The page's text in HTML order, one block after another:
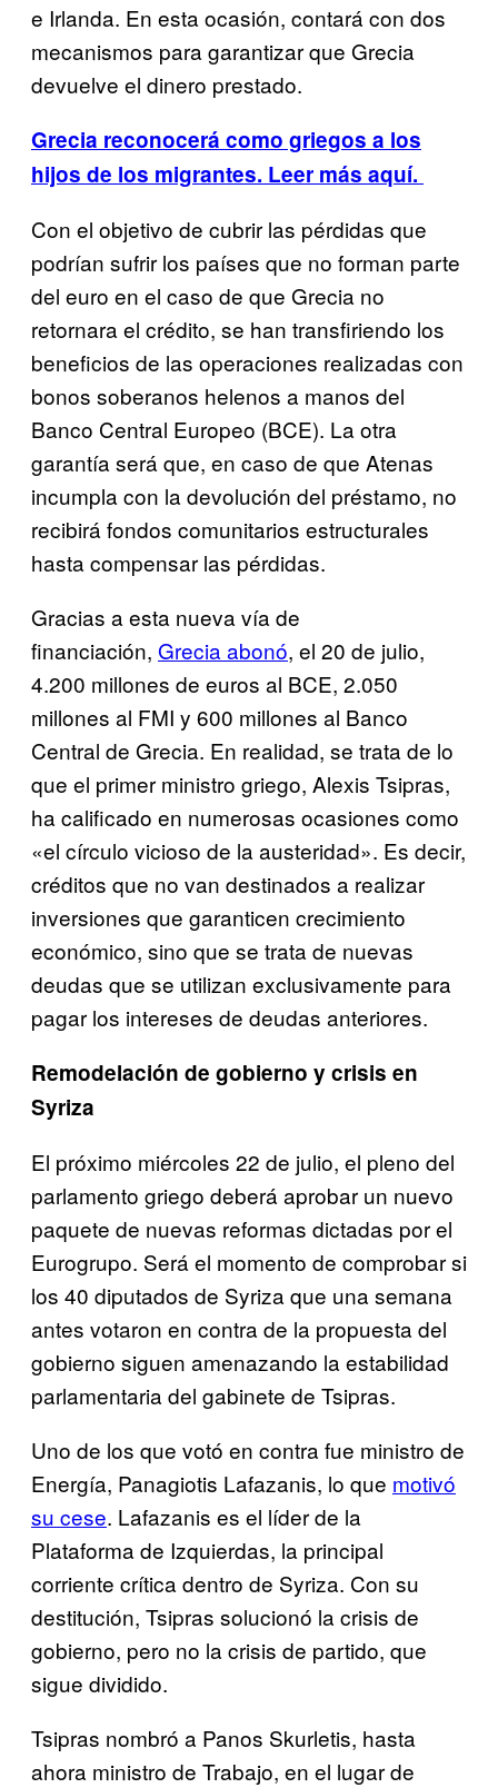
e Irlanda. En esta ocasión, contará con dos
mecanismos para garantizar que Grecia
devuelve el dinero prestado.
Grecia reconocerá como griegos a los
hijos de los migrantes. Leer más aquí.
Con el objetivo de cubrir las pérdidas que
podrían sufrir los países que no forman parte
del euro en el caso de que Grecia no
retornara el crédito, se han transfiriendo los
beneficios de las operaciones realizadas con
bonos soberanos helenos a manos del
Banco Central Europeo (BCE). La otra
garantía será que, en caso de que Atenas
incumpla con la devolución del préstamo, no
recibirá fondos comunitarios estructurales
hasta compensar las pérdidas.
Gracias a esta nueva vía de
financiación, Grecia abonó, el 20 de julio,
4.200 millones de euros al BCE, 2.050
millones al FMI y 600 millones al Banco
Central de Grecia. En realidad, se trata de lo
que el primer ministro griego, Alexis Tsipras,
ha calificado en numerosas ocasiones como
«el círculo vicioso de la austeridad». Es decir,
créditos que no van destinados a realizar
inversiones que garanticen crecimiento
económico, sino que se trata de nuevas
deudas que se utilizan exclusivamente para
pagar los intereses de deudas anteriores.
Remodelación de gobierno y crisis en
Syriza
El próximo miércoles 22 de julio, el pleno del
parlamento griego deberá aprobar un nuevo
paquete de nuevas reformas dictadas por el
Eurogrupo. Será el momento de comprobar si
los 40 diputados de Syriza que una semana
antes votaron en contra de la propuesta del
gobierno siguen amenazando la estabilidad
parlamentaria del gabinete de Tsipras.
Uno de los que votó en contra fue ministro de
Energía, Panagiotis Lafazanis, lo que motivó
su cese. Lafazanis es el líder de la
Plataforma de Izquierdas, la principal
corriente crítica dentro de Syriza. Con su
destitución, Tsipras solucionó la crisis de
gobierno, pero no la crisis de partido, que
sigue dividido.
Tsipras nombró a Panos Skurletis, hasta
ahora ministro de Trabajo, en el lugar de